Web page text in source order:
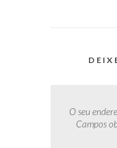
O seu
Campos